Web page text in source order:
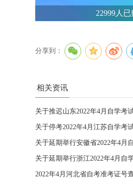
22999人
分享到：
相关资讯
关于推迟山东2022年4月自学考
关于停考2022年4月江苏自学考
关于延期举行安徽省2022年4月
关于延期举行浙江2022年4月自
2022年4月河北省自考准考证号